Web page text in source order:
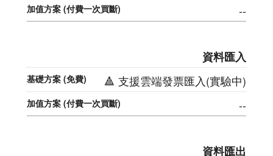
--
資料匯入
🔺 支援雲端發票匯入(實驗中)
--
資料匯出